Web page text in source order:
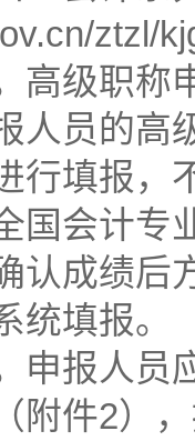
ztzl/
高级职
人员的高
行填报，
国会计专
认成绩后
统填报。
申报人
附件2）